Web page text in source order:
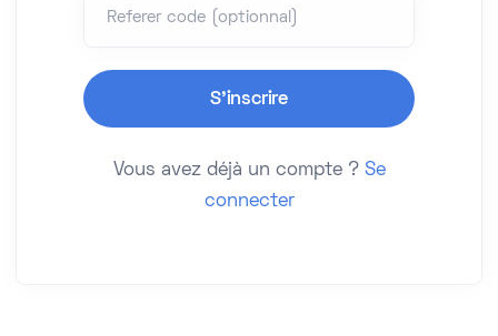
Referer code (optionnal)
Vous avez déjà un compte ? Se
connecter